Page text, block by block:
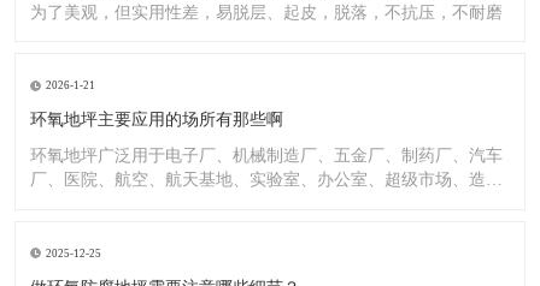
为了美观，但实用性差，易脱层、起皮，脱落，不抗压，不耐磨
2026-1-21
环氧地坪主要应用的场所有那些啊
环氧地坪广泛用于电子厂、机械制造厂、五金厂、制药厂、汽车
厂、医院、航空、航天基地、实验室、办公室、超级市场、造纸
2025-12-25